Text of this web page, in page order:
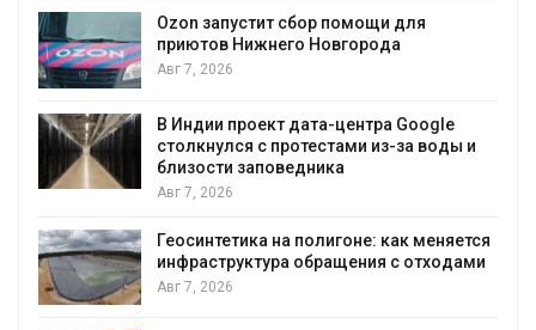
Ozon запустит сбор помощи для
приютов Нижнего Новгорода
Авг 7, 2026
В Индии проект дата-центра Google
столкнулся с протестами из-за воды и
близости заповедника
Авг 7, 2026
Геосинтетика на полигоне: как меняется
инфраструктура обращения с отходами
Авг 7, 2026